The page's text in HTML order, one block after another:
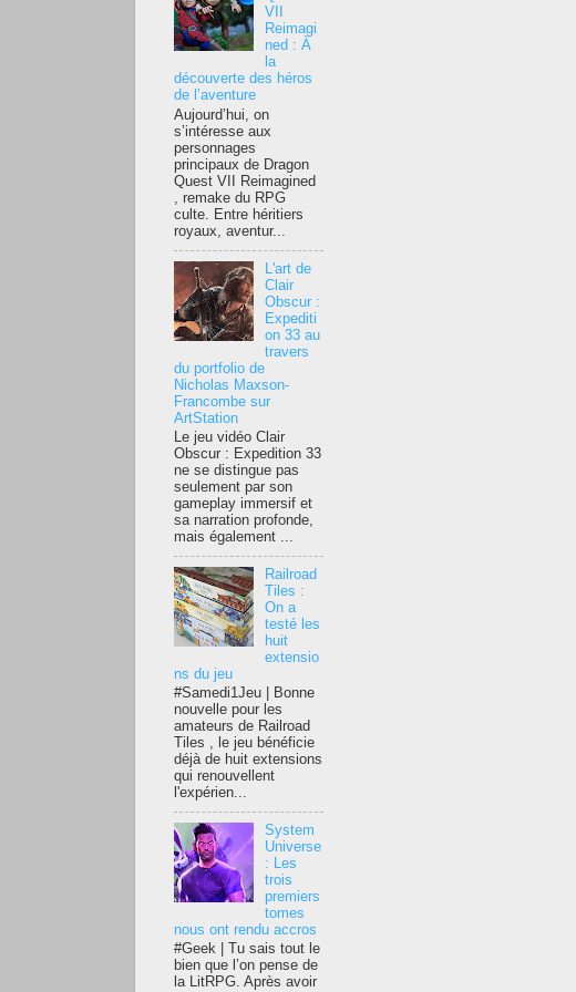
VII
Reimagi
ned : À
la
découverte des héros
de l’aventure
Aujourd’hui, on
s’intéresse aux
personnages
principaux de Dragon
Quest VII Reimagined
, remake du RPG
culte. Entre héritiers
royaux, aventur...
L'art de
Clair
Obscur :
Expediti
on 33 au
travers
du portfolio de
Nicholas Maxson-
Francombe sur
ArtStation
Le jeu vidéo Clair
Obscur : Expedition 33
ne se distingue pas
seulement par son
gameplay immersif et
sa narration profonde,
mais également ...
Railroad
Tiles :
On a
testé les
huit
extensio
ns du jeu
#Samedi1Jeu | Bonne
nouvelle pour les
amateurs de Railroad
Tiles , le jeu bénéficie
déjà de huit extensions
qui renouvellent
l'expérien...
System
Universe
: Les
trois
premiers
tomes
nous ont rendu accros
#Geek | Tu sais tout le
bien que l’on pense de
la LitRPG. Après avoir